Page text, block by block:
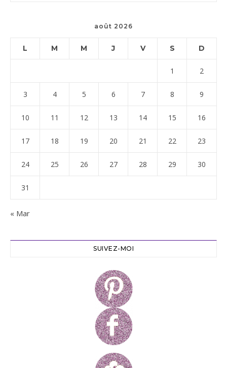
août 2026
L M M J V S D
1 2
3 4 5 6 7 8 9
10 11 12 13 14 15 16
17 18 19 20 21 22 23
24 25 26 27 28 29 30
31
« Mar
SUIVEZ-MOI